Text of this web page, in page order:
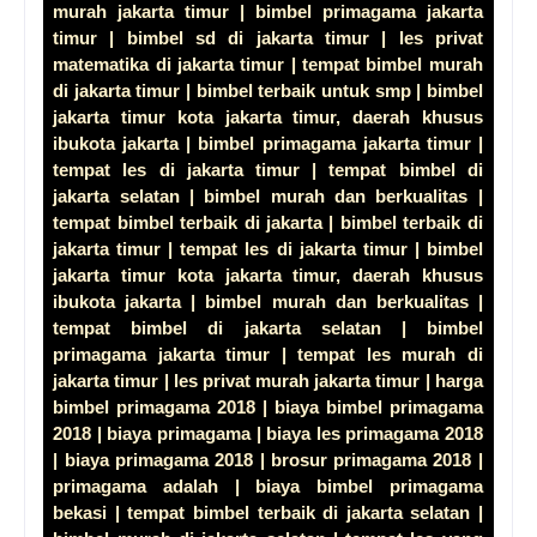
murah jakarta timur | bimbel primagama jakarta
timur | bimbel sd di jakarta timur | les privat
matematika di jakarta timur | tempat bimbel murah
di jakarta timur | bimbel terbaik untuk smp | bimbel
jakarta timur kota jakarta timur, daerah khusus
ibukota jakarta | bimbel primagama jakarta timur |
tempat les di jakarta timur | tempat bimbel di
jakarta selatan | bimbel murah dan berkualitas |
tempat bimbel terbaik di jakarta | bimbel terbaik di
jakarta timur | tempat les di jakarta timur | bimbel
jakarta timur kota jakarta timur, daerah khusus
ibukota jakarta | bimbel murah dan berkualitas |
tempat bimbel di jakarta selatan | bimbel
primagama jakarta timur | tempat les murah di
jakarta timur | les privat murah jakarta timur | harga
bimbel primagama 2018 | biaya bimbel primagama
2018 | biaya primagama | biaya les primagama 2018
| biaya primagama 2018 | brosur primagama 2018 |
primagama adalah | biaya bimbel primagama
bekasi | tempat bimbel terbaik di jakarta selatan |